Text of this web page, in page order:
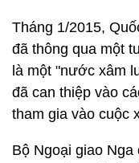
Tháng 1/2015,
đã thông qua một
là một "nước xâm
đã can thiệp vào
tham gia vào cuộc
Bộ Ngoại giao